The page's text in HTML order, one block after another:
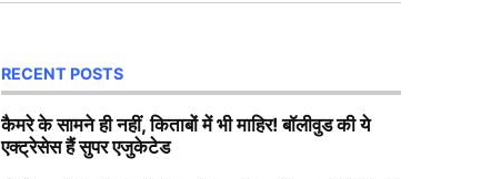
RECENT POSTS
कैमरे के सामने ही नहीं, किताबों में भी माहिर! बॉलीवुड की ये
एक्ट्रेसेस हैं सुपर एजुकेटेड